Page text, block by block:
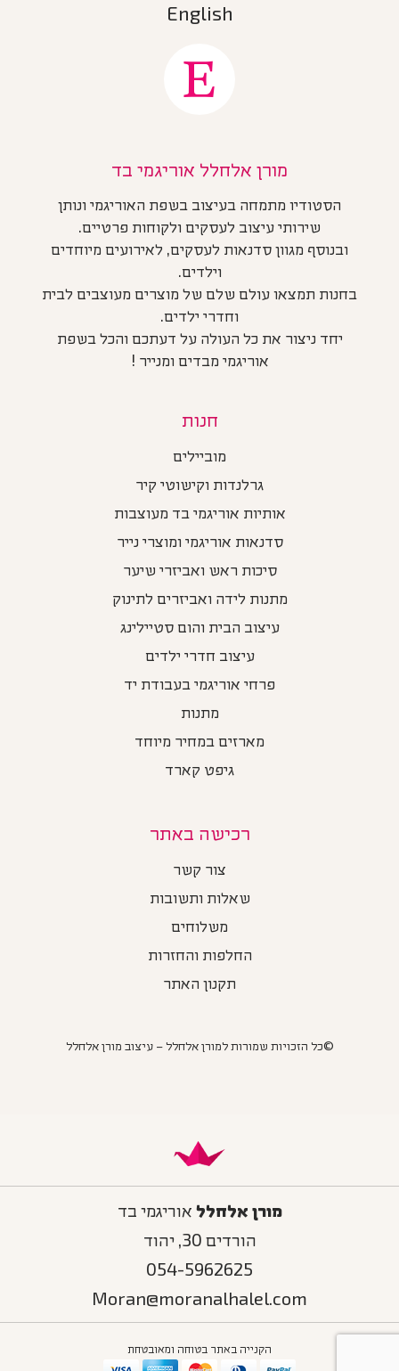
English
מורן אלחלל אוריגמי בד
הסטודיו מתמחה בעיצוב בשפת האוריגמי ונותן
שירותי עיצוב לעסקים ולקוחות פרטיים.
ובנוסף מגוון סדנאות לעסקים, לאירועים מיוחדים
וילדים.
בחנות תמצאו עולם שלם של מוצרים מעוצבים לבית
וחדרי ילדים.
יחד ניצור את כל העולה על דעתכם והכל בשפת
אוריגמי מבדים ומנייר !
חנות
מוביילים
גרלנדות וקישוטי קיר
אותיות אוריגמי בד מעוצבות
סדנאות אוריגמי ומוצרי נייר
סיכות ראש ואביזרי שיער
מתנות לידה ואביזרים לתינוק
עיצוב הבית והום סטיילינג
עיצוב חדרי ילדים
פרחי אוריגמי בעבודת יד
מתנות
מארזים במחיר מיוחד
גיפט קארד
רכישה באתר
צור קשר
שאלות ותשובות
משלוחים
החלפות והחזרות
תקנון האתר
©כל הזכויות שמורות למורן אלחלל – עיצוב מורן אלחלל
מורן אלחלל אוריגמי בד
הורדים 30, יהוד
054-5962625
Moran@moranalhalel.com
הקנייה באתר בטוחה ומאובטחת